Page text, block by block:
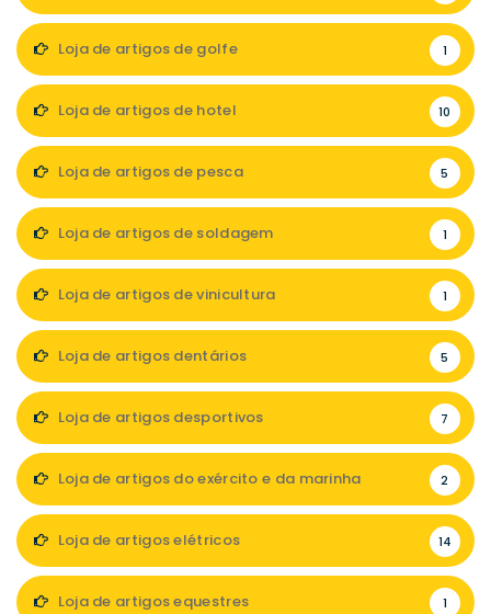
Loja de artigos de golfe 1
Loja de artigos de hotel 10
Loja de artigos de pesca 5
Loja de artigos de soldagem 1
Loja de artigos de vinicultura 1
Loja de artigos dentários 5
Loja de artigos desportivos 7
Loja de artigos do exército e da marinha 2
Loja de artigos elétricos 14
Loja de artigos equestres 1